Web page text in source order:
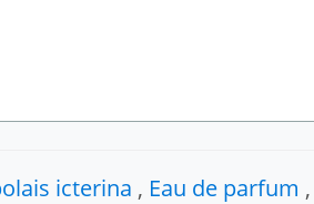
icterina , Eau de parfum ,